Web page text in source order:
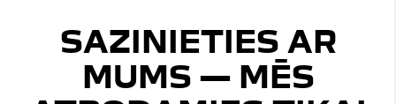
SAZINIETIES AR
MUMS — MĒS